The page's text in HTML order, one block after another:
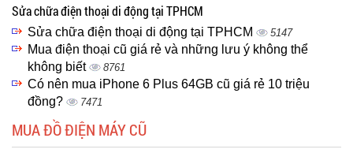
Sửa chữa điện thoại di động tại TPHCM
Sửa chữa điện thoại di động tại TPHCM 5147
Mua điện thoại cũ giá rẻ và những lưu ý không thể
không biết
8761
Có nên mua iPhone 6 Plus 64GB cũ giá rẻ 10 triệu
đồng?
7471
MUA ĐỒ ĐIỆN MÁY CŨ